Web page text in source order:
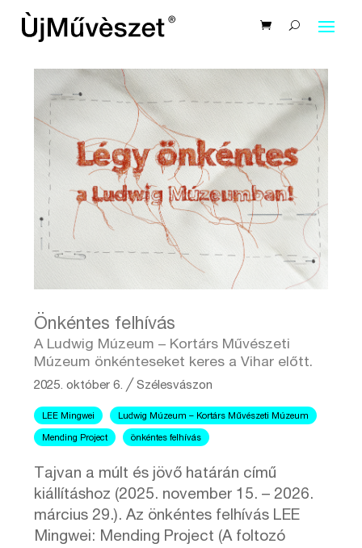
Önkéntes felhívás
A Ludwig Múzeum – Kortárs Művészeti
Múzeum önkénteseket keres a Vihar előtt.
2025. október 6. ╱Szélesvászon
LEE Mingwei Ludwig Múzeum – Kortárs Művészeti Múzeum
Mending Project önkéntes felhívás
Tajvan a múlt és jövő határán című
kiállításhoz (2025. november 15. – 2026.
március 29.). Az önkéntes felhívás LEE
Mingwei: Mending Project (A foltozó